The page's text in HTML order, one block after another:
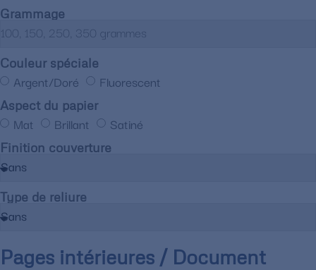
Grammage
Couleur spéciale
Argent/Doré Fluorescent
Aspect du papier
Mat Brillant Satiné
Finition couverture
Type de reliure
Pages intérieures / Document